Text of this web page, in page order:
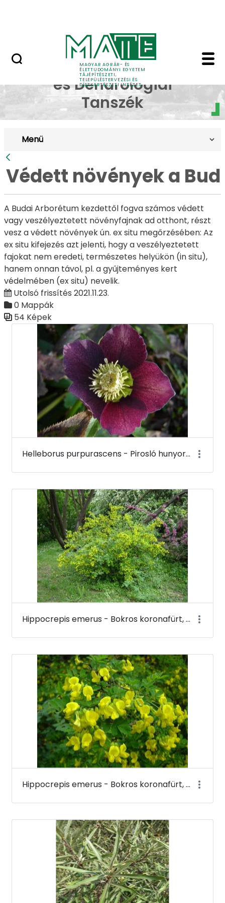
MAGYAR AGRÁR- ÉS
ÉLETTUDOMÁNYI EGYETEM
TÁJÉPÍTÉSZETI,
TELEPÜLÉSTERVEZÉSI ÉS
DÍSZKERTÉSZETI INTÉZET
Védett növények a
Dísznövénytermesztési
és Dendrológiai
Tanszék
Menü
Vissza
Védett növények a
A Budai Arborétum kezdettől fogva számos védett
vagy veszélyeztetett növényfajnak ad otthont, részt
vesz a védett növények ún. ex situ megőrzésében: Az
ex situ kifejezés azt jelenti, hogy a veszélyeztetett
fajokat nem eredeti, természetes helyükön (in situ),
hanem onnan távol, pl. a gyűjteményes kert
védelmében (ex situ) nevelik.
Utolsó frissítés 2021.11.23.
0 Mappák
54 Képek
Helleborus purpurascens - Pirosló hunyor - Budai Arborétum
Hippocrepis emerus - Bokros koronafürt, zöldvesszős tisztescserje - Budai Arborétum
Hippocrepis emerus - Bokros koronafürt, zöldvesszős tisztescserje (virága) - Budai Arborétum